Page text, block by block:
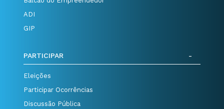
ADI
GIP
PARTICIPAR
Eleições
Participar Ocorrências
Discussão Pública